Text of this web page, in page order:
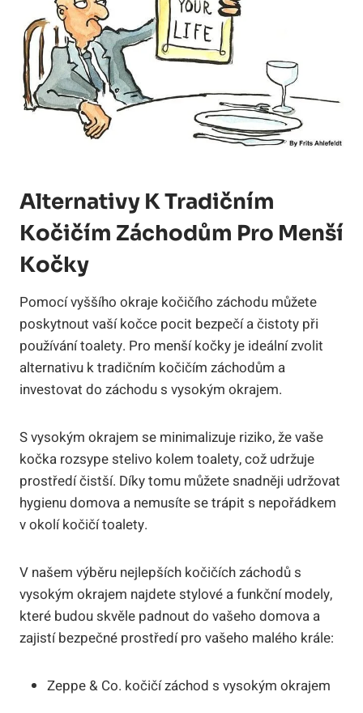
Alternativy K Tradičním
Kočičím Záchodům Pro Menší
Kočky
Pomocí vyššího okraje kočičího záchodu můžete
poskytnout vaší kočce pocit bezpečí a čistoty při
používání toalety. Pro menší kočky je ideální zvolit
alternativu k tradičním kočičím záchodům a
investovat do záchodu s vysokým okrajem.
S vysokým okrajem se minimalizuje riziko, že vaše
kočka rozsype stelivo kolem toalety, což udržuje
prostředí čistší. Díky tomu můžete snadněji udržovat
hygienu domova a nemusíte se trápit s nepořádkem
v okolí kočičí toalety.
V našem výběru nejlepších kočičích záchodů s
vysokým okrajem najdete stylové a funkční modely,
které budou skvěle padnout do vašeho domova a
zajistí bezpečné prostředí pro vašeho malého krále:
Zeppe & Co. kočičí záchod s vysokým okrajem